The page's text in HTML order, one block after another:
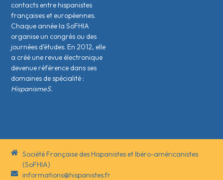
contacts entre hispanistes
français·es et européen·nes.
Chaque année la SoFHIA
organise un congrès ou des
journées d’études. En 2012, elle
a créé une revue électronique
devenue référence dans ses
domaines de spécialité :
HispanismeS.
Société Française des Hispanistes et Ibéro-américanistes
(SoFHIA)
informations@hispanistes.fr